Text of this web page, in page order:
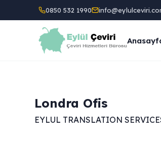
0850 532 1990
Londra Ofis
EYLUL TRANSLATION